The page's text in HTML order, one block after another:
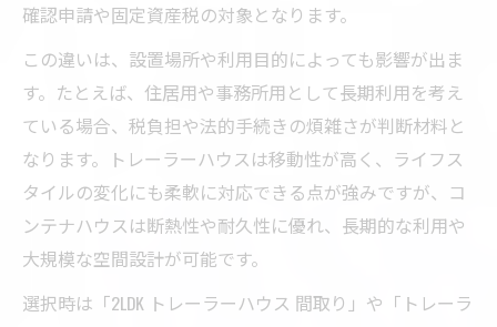
確認申請や固定資産税の対象となります。
この違いは、設置場所や利用目的によっても影響が出ま
す。たとえば、住居用や事務所用として長期利用を考え
ている場合、税負担や法的手続きの煩雑さが判断材料と
なります。トレーラーハウスは移動性が高く、ライフス
タイルの変化にも柔軟に対応できる点が強みですが、コ
ンテナハウスは断熱性や耐久性に優れ、長期的な利用や
大規模な空間設計が可能です。
選択時は「2LDK トレーラーハウス 間取り」や「トレーラ